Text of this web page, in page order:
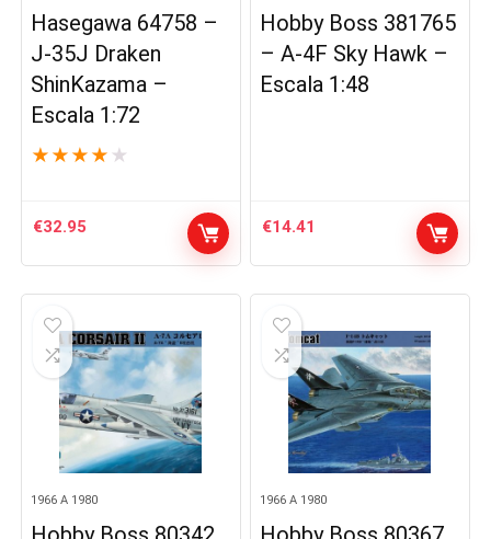
Hasegawa 64758 –
J-35J Draken
ShinKazama –
Escala 1:72
★ ★ ★ ★ ★
€32.95
Hobby Boss 381765
– A-4F Sky Hawk –
Escala 1:48
€14.41
1966 A 1980 1966 A 1980